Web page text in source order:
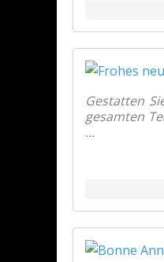
Gestatten
gesamten
...